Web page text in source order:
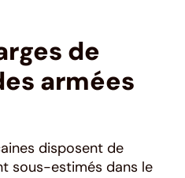
de
armées
disposent de
sous-estimés dans le